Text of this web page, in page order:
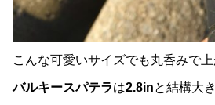
こんな可愛いサイズでも丸呑みで上
バルキースパテラは2.8inと結構大